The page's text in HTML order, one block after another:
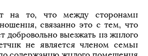
на то, что между сторонами
связанно это с тем, что
добровольно выезжать из жилого
не является членом семьи